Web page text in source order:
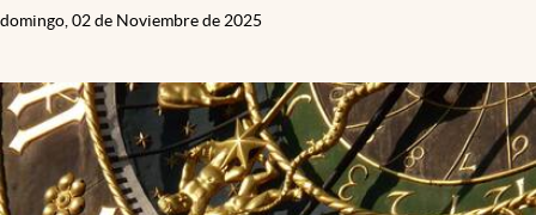
domingo, 02 de Noviembre de 2025